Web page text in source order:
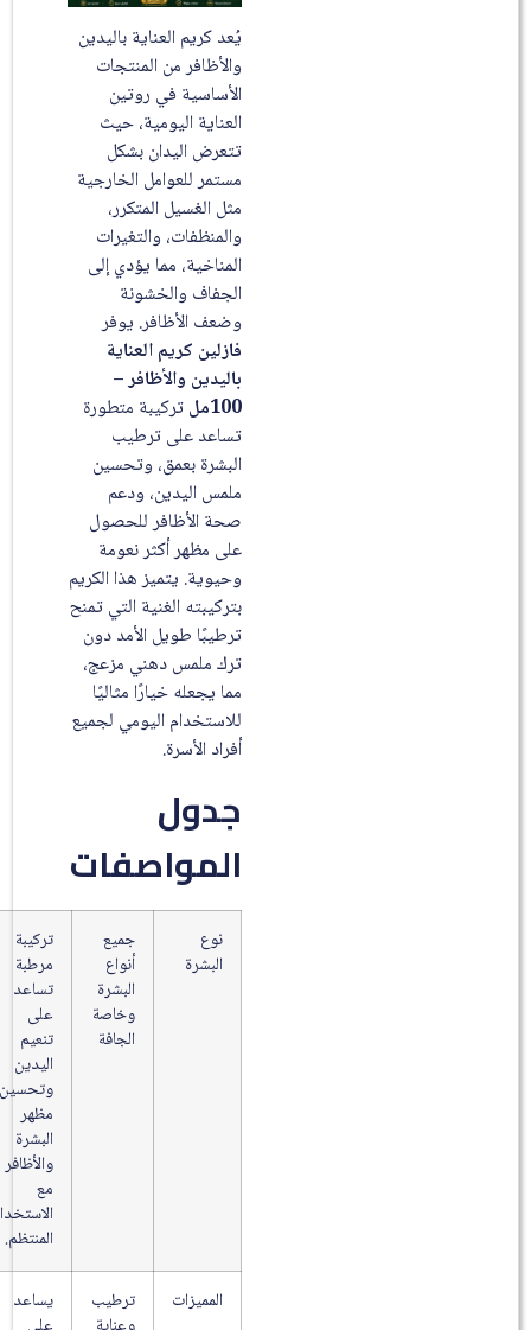
يُعد كريم العناية باليدين
والأظافر من المنتجات
الأساسية في روتين
العناية اليومية، حيث
تتعرض اليدان بشكل
مستمر للعوامل الخارجية
مثل الغسيل المتكرر،
والمنظفات، والتغيرات
المناخية، مما يؤدي إلى
الجفاف والخشونة
وضعف الأظافر. يوفر
فازلين كريم العناية
باليدين والأظافر –
100مل
تركيبة متطورة
تساعد على ترطيب
البشرة بعمق، وتحسين
ملمس اليدين، ودعم
صحة الأظافر للحصول
على مظهر أكثر نعومة
وحيوية. يتميز هذا الكريم
بتركيبته الغنية التي تمنح
ترطيبًا طويل الأمد دون
ترك ملمس دهني مزعج،
مما يجعله خيارًا مثاليًا
للاستخدام اليومي لجميع
أفراد الأسرة.
جدول
المواصفات
البشرة
جميع
أنواع
البشرة
وخاصة
الجافة
تركيبة
مرطبة
تساعد
تنعيم
اليدين
وتحسين
مظهر
البشرة
والأظافر
الاستخدام
المنتظم.
المميزات
ترطيب
يساعد